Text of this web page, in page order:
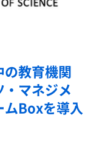
の教育機関
・マネジメ
ムBoxを導入